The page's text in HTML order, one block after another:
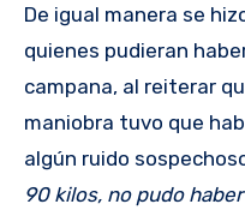
De igual manera se
quienes pudieran
campana, al reiterar
maniobra tuvo que
algún ruido
90 kilos, no pudo